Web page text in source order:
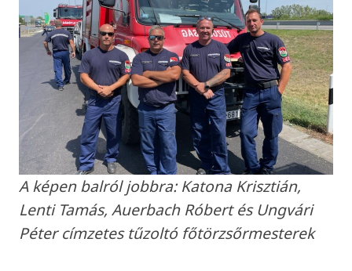
A képen balról jobbra: Katona Krisztián,
Lenti Tamás, Auerbach Róbert és Ungvári
Péter címzetes tűzoltó főtörzsőrmesterek